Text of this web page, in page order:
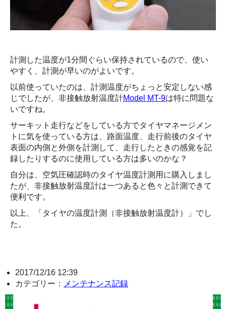
計測した温度が1分間ぐらい保持されているので、使い
やすく、計測が早いのがよいです。
以前使っていたのは、計測温度がちょっと安定しない感
じでしたが、非接触放射温度計Model MT-9は特に問題な
いですね。
サーキット走行などをしている方でタイヤマネージメン
トに気を使っている方は、路面温度、走行前後のタイヤ
表面の内側と外側を計測して、走行したときの感覚を記
録したりするのに使用している方は多いのかな？
自分は、空気圧確認時のタイヤ温度計測用に購入しまし
たが、非接触放射温度計は一つあると色々と計測できて
便利です。
以上、「タイヤの温度計測（非接触放射温度計）」でし
た。
2017/12/16 12:39
カテゴリー：
メンテナンス記録